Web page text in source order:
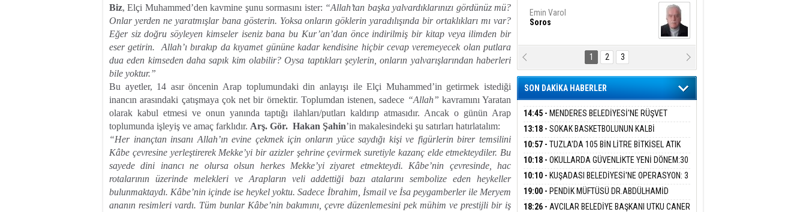
Biz, Elçi Muhammed’den kavmine şunu sormasını ister: “Allah’tan başka yalvardıklarınızı gördünüz mü?
Onlar yerden ne yaratmışlar bana gösterin. Yoksa onların göklerin yaradılışında bir ortaklıkları mı var?
Eğer siz doğru söyleyen kimseler iseniz bana bu Kur’an’dan önce indirilmiş bir kitap veya ilimden bir
eser getirin. Allah’ı bırakıp da kıyamet gününe kadar kendisine hiçbir cevap veremeyecek olan putlara
dua eden kimseden daha sapık kim olabilir? Oysa taptıkları şeylerin, onların yalvarışlarından haberleri
bile yoktur.”
Bu ayetler, 14 asır öncenin Arap toplumundaki din anlayışı ile Elçi Muhammed’in getirmek istediği
inancın arasındaki çatışmaya çok net bir örnektir. Toplumdan istenen, sadece “Allah” kavramını Yaratan
olarak kabul etmesi ve onun yanında taptığı ilahları/putları kaldırıp atmasıdır. Ancak o günün Arap
toplumunda işleyiş ve amaç farklıdır. Arş. Gör. Hakan Şahin’in makalesindeki şu satırları hatırlatalım:
“Her inançtan insanı Allah’ın evine çekmek için onların yüce saydığı kişi ve figürlerin birer temsilini
Kâbe çevresine yerleştirerek Mekke’yi bir azizler şehrine çevirmek suretiyle kazanç elde etmekteydiler. Bu
sayede dini inancı ne olursa olsun herkes Mekke’yi ziyaret etmekteydi. Kâbe’nin çevresinde, hac
rotalarının üzerinde melekleri ve Arapların veli addettiği bazı atalarını sembolize eden heykeller
bulunmaktaydı. Kâbe’nin içinde ise heykel yoktu. Sadece İbrahim, İsmail ve İsa peygamberler ile Meryem
ananın resimleri vardı. Tüm bunlar Kâbe’nin bakımını, çevre düzenlemesini pek mühim ve prestijli bir iş
Emin Varol
Soros
Karanlık DNA Kuşaklararası
Şiddetin Biyolojik Faturası
Şiyar Adıyaman
Ben Bu Sahaya Sığmazam
Hasan Ali Çölük
Bir Satırın İçindeki İnsan
Ezgi Kılıç
SİVAS: ATEŞE ATILAN VİCDAN
1 2 3
SON DAKİKA HABERLER
14:45 - MENDERES BELEDİYESİ'NE RÜŞVET
OPERASYONU:BELEDİYE BAŞKANI İLKAY ÇİÇEK
ADLİYEYE SEVK EDİLDİ
13:18 - SOKAK BASKETBOLUNUN KALBİ
ÜMRANİYE’DE ATACAK
10:57 - TUZLA'DA 105 BİN LİTRE BİTKİSEL ATIK
YAĞ TOPLANDI
10:18 - OKULLARDA GÜVENLİKTE YENİ DÖNEM:30
BİN PERSONEL ALINACAK DEDEKTÖRLÜ ARAMA
GELİYOR
10:10 - KUŞADASI BELEDİYESİ'NE OPERASYON: 3
DALGADA 15 GÖZALTI
19:00 - PENDİK MÜFTÜSÜ DR.ABDÜLHAMİD
PEHLİVAN BASIN MENSUPLARINI AĞIRLADI
18:26 - AVCILAR BELEDİYE BAŞKANI UTKU CANER